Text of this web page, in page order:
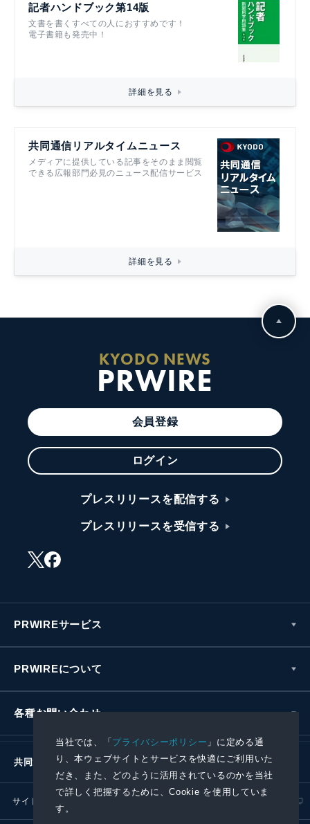
当社では、「プライバシーポリシー 」に定める通
り、本ウェブサイトとサービスを快適にご利用いた
だき、また、どのように活用されているのかを当社
で詳しく把握するために、Cookie を使用していま
す。
記者ハンドブック第14版
文書を書くすべての人におすすめです！
電子書籍も発売中！
詳細を見る
共同通信リアルタイムニュース
メディアに提供している記事をそのまま閲覧
できる広報部門必見のニュース配信サービス
詳細を見る
KYODO NEWS
PRWIRE
会員登録
ログイン
プレスリリースを配信する
プレスリリースを受信する
PRWIREサービス
PRWIREについて
各種お問い合わせ
共同通信社グループ
サイトポリシー